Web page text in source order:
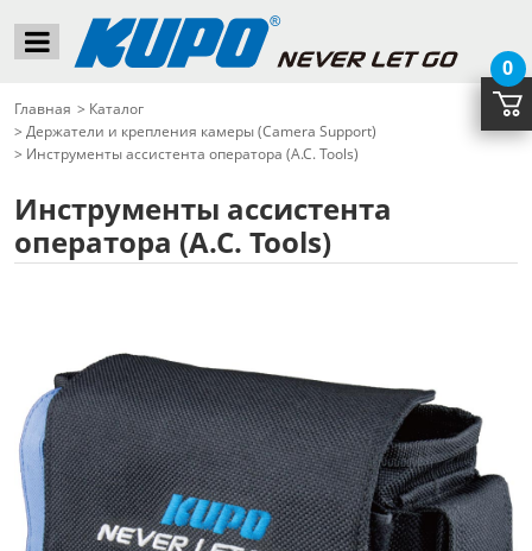
Главная > Каталог
> Держатели и крепления камеры (Camera Support)
> Инструменты ассистента оператора (A.C. Tools)
Инструменты ассистента
оператора (A.C. Tools)
0